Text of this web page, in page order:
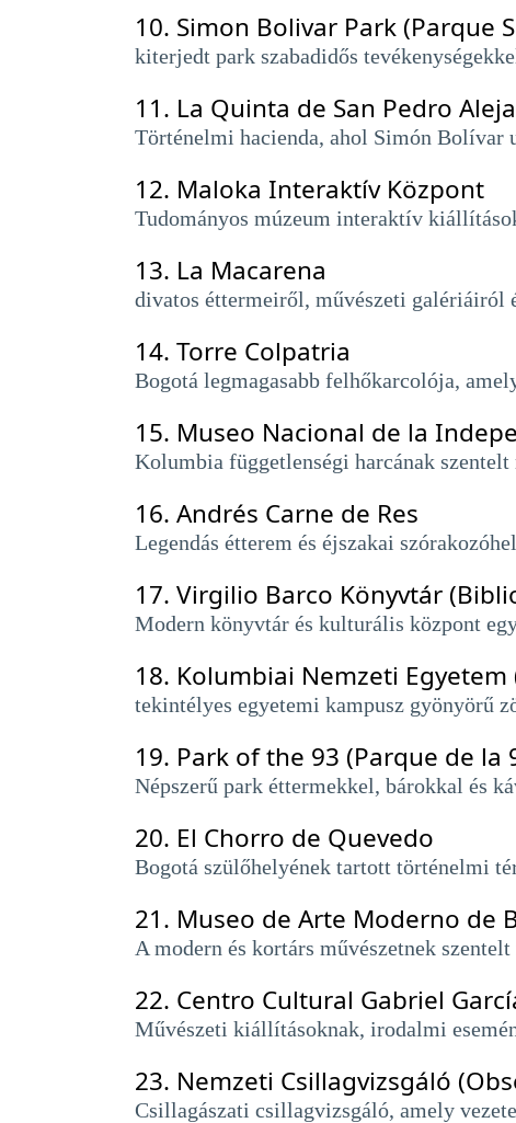
10. Simon Bolivar Park (Parque
kiterjedt park szabadidős
11. La Quinta de San Pedro
Történelmi hacienda, ahol Simón Bolívar
12. Maloka Interaktív Központ
Tudományos múzeum interaktív
13. La Macarena
divatos éttermeiről, művészeti galériáiról
14. Torre Colpatria
Bogotá legmagasabb felhőkarcolója,
15. Museo Nacional de la
Kolumbia függetlenségi harcának
16. Andrés Carne de Res
Legendás étterem és éjszakai
17. Virgilio Barco Könyvtár
Modern könyvtár és kulturális központ
18. Kolumbiai Nemzeti
tekintélyes egyetemi kampusz gyönyörű
19. Park of the 93 (Parque de la
Népszerű park éttermekkel, bárokkal és
20. El Chorro de Quevedo
Bogotá szülőhelyének tartott történelmi
21. Museo de Arte Moderno de
A modern és kortárs művészetnek
22. Centro Cultural Gabriel
Művészeti kiállításoknak, irodalmi
23. Nemzeti Csillagvizsgáló
Csillagászati ​​csillagvizsgáló, amely